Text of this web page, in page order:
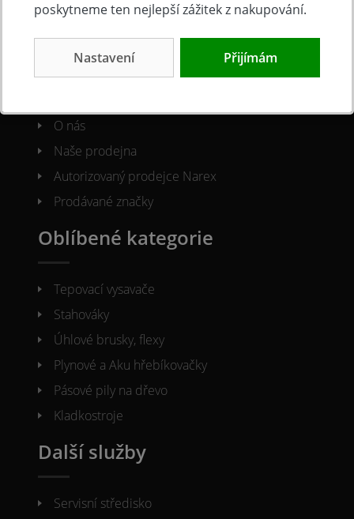
Cookies
O společnosti
O nás
Naše prodejna
Autorizovaný prodejce Narex
Prodávané značky
Oblíbené kategorie
Tepovací vysavače
Stahováky
Úhlové brusky, flexy
Plynové a Aku hřebíkovačky
Pásové pily na dřevo
Kladkostroje
Další služby
Servisní středisko
poskytneme ten nejlepší zážitek z nakupování.
Nastavení Přijímám